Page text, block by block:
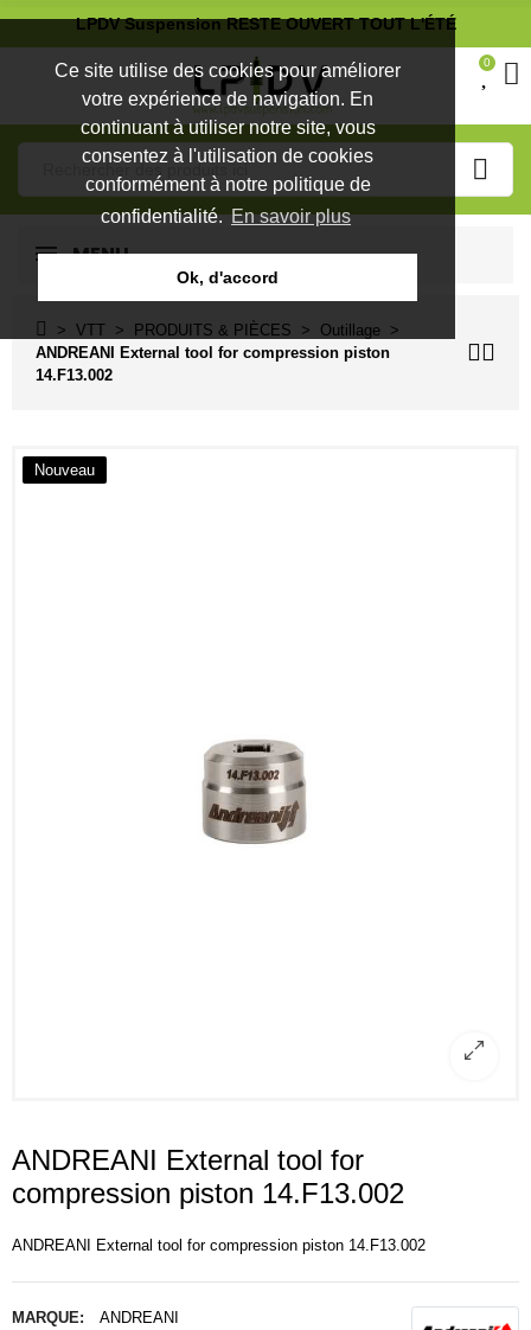
Ce site utilise des cookies pour améliorer
votre expérience de navigation. En
continuant à utiliser notre site, vous
consentez à l'utilisation de cookies
conformément à notre politique de
confidentialité.En savoir plus
Ok, d'accord
LPDV Suspension RESTE OUVERT TOUT L'ÉTÉ
0
MENU
VTT PRODUITS & PIÈCES
Outillage
ANDREANI External tool for compression piston
14.F13.002
Nouveau
ANDREANI External tool for
compression piston 14.F13.002
ANDREANI External tool for compression piston 14.F13.002
MARQUE:
ANDREANI